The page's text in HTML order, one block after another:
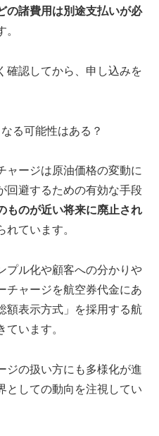
の諸費用は別途支払いが必
。
確認してから、申し込みを
る可能性はある？
ャージは原油価格の変動に
回避するための有効な手段
ものが近い将来に廃止され
れています。
プル化や顧客への分かりや
チャージを航空券代金にあ
額表示方式」を採用する航
ています。
ジの扱い方にも多様化が進
としての動向を注視してい